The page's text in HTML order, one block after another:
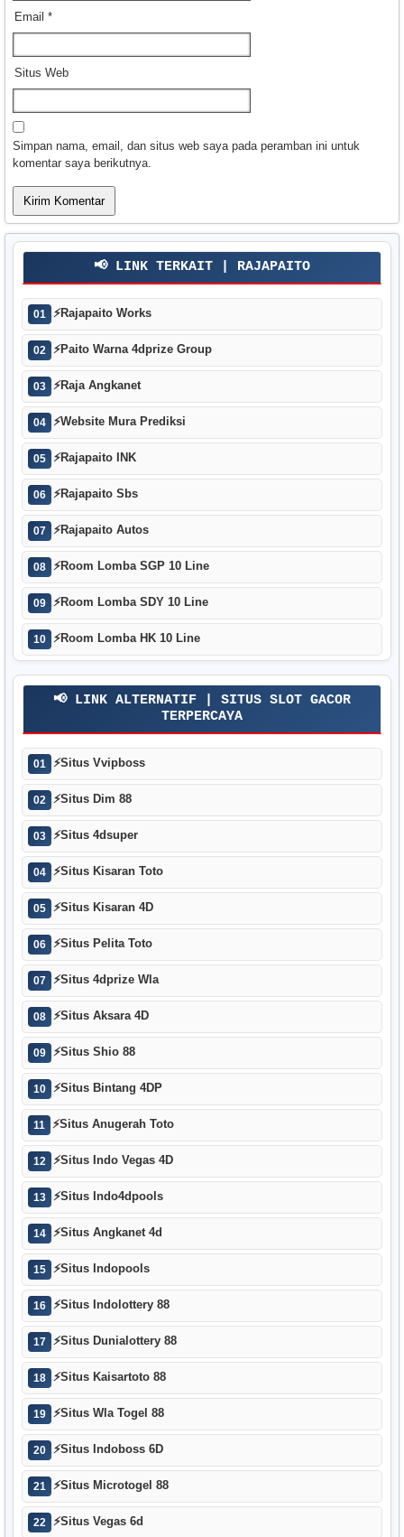
Email *
Situs Web
Simpan nama, email, dan situs web saya pada peramban ini untuk
komentar saya berikutnya.
📢 LINK TERKAIT | RAJAPAITO
01 ⚡Rajapaito Works
02 ⚡Paito Warna 4dprize Group
03 ⚡Raja Angkanet
04 ⚡Website Mura Prediksi
05 ⚡Rajapaito INK
06 ⚡Rajapaito Sbs
07 ⚡Rajapaito Autos
08 ⚡Room Lomba SGP 10 Line
09 ⚡Room Lomba SDY 10 Line
10 ⚡Room Lomba HK 10 Line
📢 LINK ALTERNATIF | SITUS SLOT GACOR
TERPERCAYA
01 ⚡Situs Vvipboss
02 ⚡Situs Dim 88
03 ⚡Situs 4dsuper
04 ⚡Situs Kisaran Toto
05 ⚡Situs Kisaran 4D
06 ⚡Situs Pelita Toto
07 ⚡Situs 4dprize Wla
08 ⚡Situs Aksara 4D
09 ⚡Situs Shio 88
10 ⚡Situs Bintang 4DP
11 ⚡Situs Anugerah Toto
12 ⚡Situs Indo Vegas 4D
13 ⚡Situs Indo4dpools
14 ⚡Situs Angkanet 4d
15 ⚡Situs Indopools
16 ⚡Situs Indolottery 88
17 ⚡Situs Dunialottery 88
18 ⚡Situs Kaisartoto 88
19 ⚡Situs Wla Togel 88
20 ⚡Situs Indoboss 6D
21 ⚡Situs Microtogel 88
22 ⚡Situs Vegas 6d